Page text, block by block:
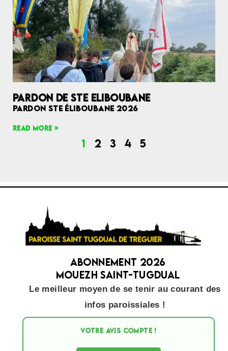
PARDON DE STE ELIBOUBANE
PARDON STE ÉLIBOUBANE 2026
READ MORE »
1 2 3 4 5
Abonnement 2026
Mouezh Saint-Tugdual
Le meilleur moyen de se tenir au courant des
infos paroissiales !
VOTRE AVIS COMPTE !